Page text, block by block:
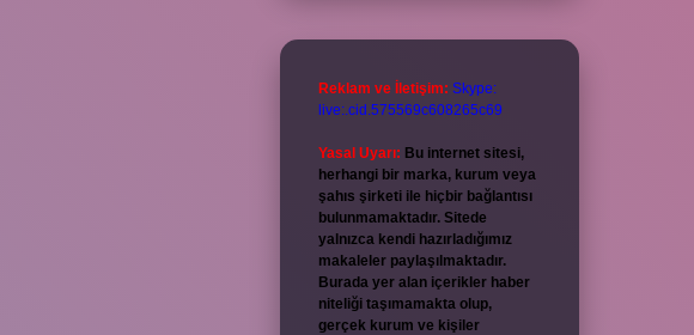
Reklam ve İletişim: Skype:
live:.cid.575569c608265c69
Yasal Uyarı: Bu internet sitesi,
herhangi bir marka, kurum veya
şahıs şirketi ile hiçbir bağlantısı
bulunmamaktadır. Sitede
yalnızca kendi hazırladığımız
makaleler paylaşılmaktadır.
Burada yer alan içerikler haber
niteliği taşımamakta olup,
gerçek kurum ve kişiler